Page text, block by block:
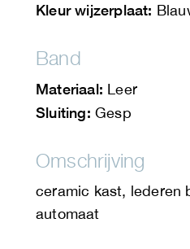
Kleur wijzerplaat:
Band
Materiaal: Leer
Sluiting: Gesp
Omschrijving
ceramic kast, lederen
automaat